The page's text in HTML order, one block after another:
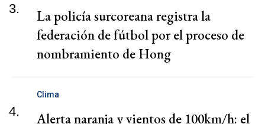
3.
La policía surcoreana registra la
federación de fútbol por el proceso de
nombramiento de Hong
4.
Clima
Alerta naranja y vientos de 100km/h: el